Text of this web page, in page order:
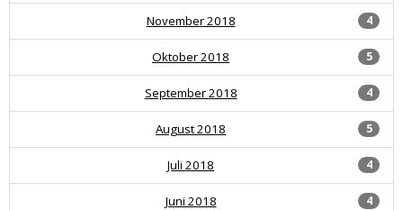
4
November 2018
5
Oktober 2018
4
September 2018
5
August 2018
4
Juli 2018
4
Juni 2018